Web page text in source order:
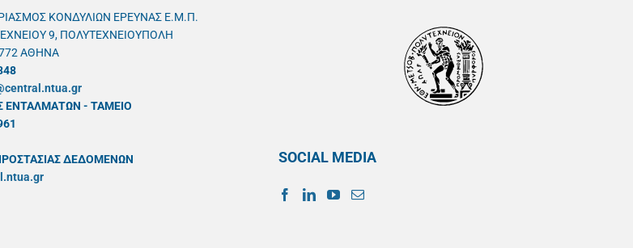
ΚΟΝΔΥΛΙΩΝ ΕΡΕΥΝΑΣ Ε.Μ.Π.
9, ΠΟΛΥΤΕΧΝΕΙΟΥΠΟΛΗ
ΑΘΗΝΑ
ΕΝΤΑΛΜΑΤΩΝ - ΤΑΜΕΙΟ
ΔΕΔΟΜΕΝΩΝ
SOCIAL MEDIA